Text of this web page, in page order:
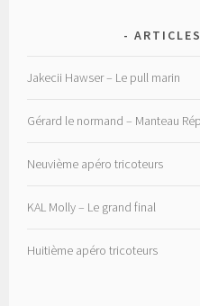
Jakecii Hawser – Le pull marin
Gérard le normand – Manteau
Neuvième apéro tricoteurs
KAL Molly – Le grand final
Huitième apéro tricoteurs